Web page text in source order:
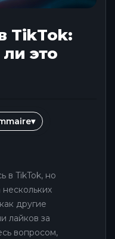
TikTok:
это
▾
в TikTok, но
другие
лайков за
вопросом,